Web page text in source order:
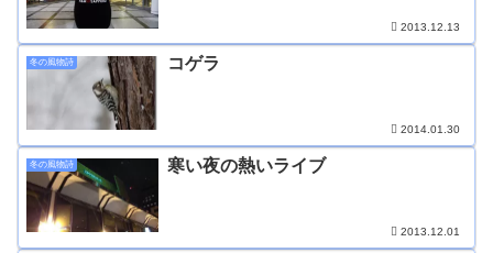
2013.12.13
冬の風物詩 コゲラ
2014.01.30
冬の風物詩 寒い夜の熱いライブ
2013.12.01